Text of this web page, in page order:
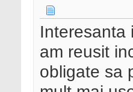
Interesanta
am reusit
obligate sa